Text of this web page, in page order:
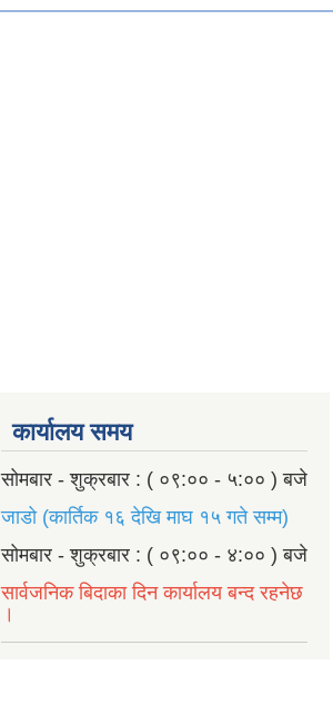
कार्यालय समय
सोमबार - शुक्रबार : ( ०९:०० - ५:०० ) बजे
जाडो (कार्तिक १६ देखि माघ १५ गते सम्म)
सोमबार - शुक्रबार : ( ०९:०० - ४:०० ) बजे
सार्वजनिक बिदाका दिन कार्यालय बन्द रहनेछ
।